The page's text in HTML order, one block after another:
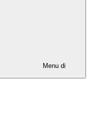
Menu di